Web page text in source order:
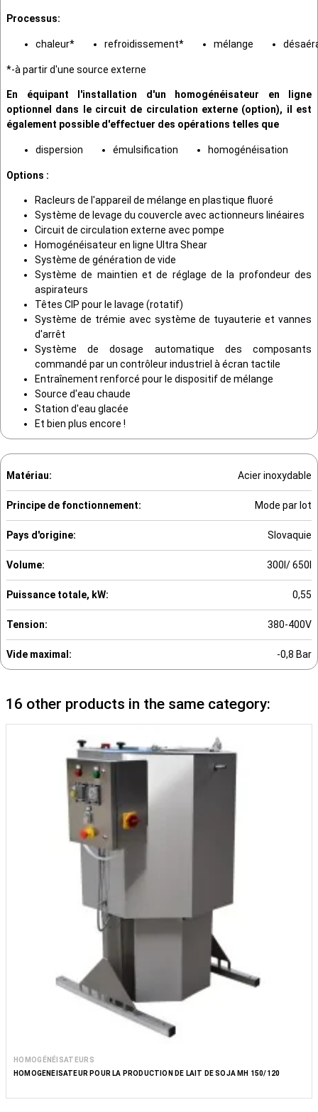
Processus:
chaleur* refroidissement* mélange
*-à partir d'une source externe
En équipant l'installation d'un homogénéisateur en ligne
optionnel dans le circuit de circulation externe (option), il est
également possible d'effectuer des opérations telles que
dispersion émulsification homogénéisation
Options :
Racleurs de l'appareil de mélange en plastique fluoré
Système de levage du couvercle avec actionneurs linéaires
Circuit de circulation externe avec pompe
Homogénéisateur en ligne Ultra Shear
Système de génération de vide
Système de maintien et de réglage de la profondeur des
aspirateurs
Têtes CIP pour le lavage (rotatif)
Système de trémie avec système de tuyauterie et vannes
d'arrêt
Système de dosage automatique des composants
commandé par un contrôleur industriel à écran tactile
Entraînement renforcé pour le dispositif de mélange
Source d'eau chaude
Station d'eau glacée
Et bien plus encore !
Matériau: Acier inoxydable
Principe de fonctionnement: Mode par lot
Pays d'origine: Slovaquie
Volume: 300l/ 650l
Puissance totale, kW: 0,55
Tension: 380-400V
Vide maximal: -0,8 Bar
16 other products in the same category:
HOMOGÉNÉISATEURS
HOMOGÉNÉISATEUR POUR LA PRODUCTION DE LAIT DE SOJA MH 150/120